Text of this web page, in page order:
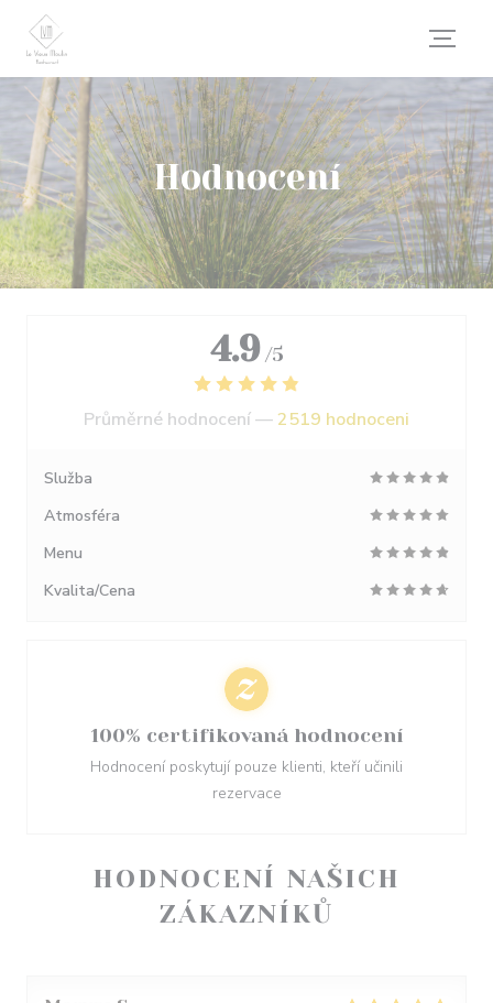
Panel pro správu cookies
Hodnocení
HODNOCENÍ NAŠICH
ZÁKAZNÍKŮ
4.9 /5
Průměrné hodnocení —2519 hodnoceni
Služba
Atmosféra
Menu
Kvalita/Cena
100% certifikovaná hodnocení
Hodnocení poskytují pouze klienti, kteří učinili
rezervace